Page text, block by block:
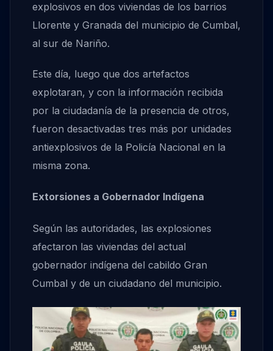
explosivos en dos viviendas de los barrios
Llorente y Granada del municipio de Cumbal,
al sur de Nariño.
Este día, luego que dos artefactos
explotaran, y con la información recibida
por la ciudadanía de la presencia de otros,
fueron desactivadas tres más por unidades
antiexplosivos de la Policía Nacional en la
misma zona.
Extorsiones a Gobernador Indígena
Según las autoridades, las explosiones
afectaron las viviendas del actual
gobernador indígena del cabildo Gran
Cumbal y de un ciudadano del municipio.